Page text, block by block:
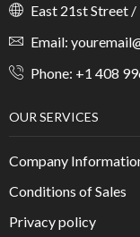
East 21st Street
Email:
Phone: +1 408
OUR SERVICES
Company
Conditions of Sales
Privacy policy